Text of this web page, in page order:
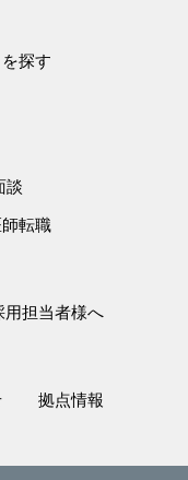
探す
談
転職
用担当者様へ
拠点情報